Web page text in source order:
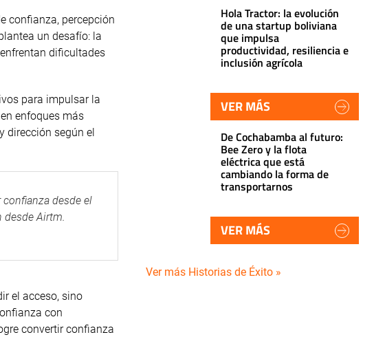
confianza, percepción
un desafío: la
dificultades
para impulsar la
enfoques más
dirección según el
desde el
desde Airtm.
el acceso, sino
con
convertir confianza
Hola Tractor: la evolución
de una startup boliviana
que impulsa
productividad, resiliencia e
inclusión agrícola
VER MÁS
De Cochabamba al futuro:
Bee Zero y la flota
eléctrica que está
cambiando la forma de
transportarnos
VER MÁS
Ver más Historias de Éxito »